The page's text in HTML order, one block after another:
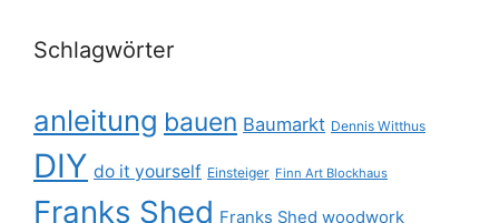
Schlagwörter
anleitung bauen Baumarkt Dennis Witthus
DIY do it yourself Einsteiger Finn Art Blockhaus
Franks Shed Franks Shed woodwork